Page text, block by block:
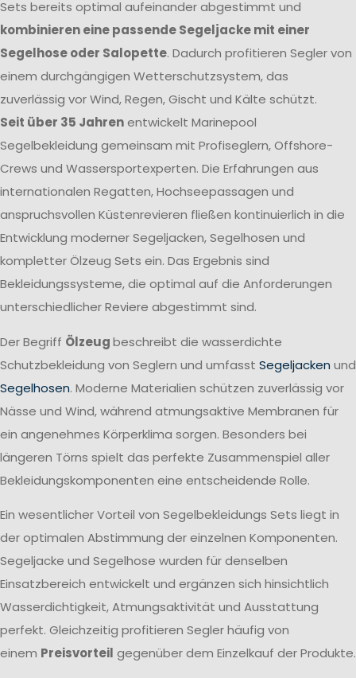
Sets bereits optimal aufeinander abgestimmt und
kombinieren eine passende Segeljacke mit einer
Segelhose oder Salopette. Dadurch profitieren Segler von
einem durchgängigen Wetterschutzsystem, das
zuverlässig vor Wind, Regen, Gischt und Kälte schützt.
Seit über 35 Jahrenentwickelt Marinepool
Segelbekleidung gemeinsam mit Profiseglern, Offshore-
Crews und Wassersportexperten. Die Erfahrungen aus
internationalen Regatten, Hochseepassagen und
anspruchsvollen Küstenrevieren fließen kontinuierlich in die
Entwicklung moderner Segeljacken, Segelhosen und
kompletter Ölzeug Sets ein. Das Ergebnis sind
Bekleidungssysteme, die optimal auf die Anforderungen
unterschiedlicher Reviere abgestimmt sind.
Der Begriff Ölzeugbeschreibt die wasserdichte
Schutzbekleidung von Seglern und umfasst Segeljacken und
Segelhosen. Moderne Materialien schützen zuverlässig vor
Nässe und Wind, während atmungsaktive Membranen für
ein angenehmes Körperklima sorgen. Besonders bei
längeren Törns spielt das perfekte Zusammenspiel aller
Bekleidungskomponenten eine entscheidende Rolle.
Ein wesentlicher Vorteil von Segelbekleidungs Sets liegt in
der optimalen Abstimmung der einzelnen Komponenten.
Segeljacke und Segelhose wurden für denselben
Einsatzbereich entwickelt und ergänzen sich hinsichtlich
Wasserdichtigkeit, Atmungsaktivität und Ausstattung
perfekt. Gleichzeitig profitieren Segler häufig von
einem Preisvorteil gegenüber dem Einzelkauf der Produkte.